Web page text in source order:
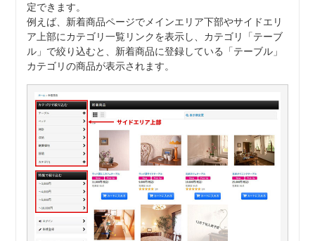
定できます。
例えば、新着商品ページでメインエリア下部やサイドエリ
ア上部にカテゴリ一覧リンクを表示し、カテゴリ「テーブ
ル」で絞り込むと、新着商品に登録している「テーブル」
カテゴリの商品が表示されます。